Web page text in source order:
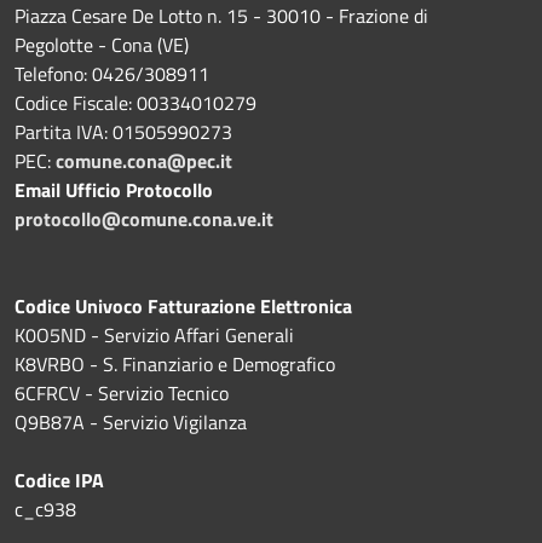
Piazza Cesare De Lotto n. 15 - 30010 - Frazione di
Pegolotte - Cona (VE)
Telefono: 0426/308911
Codice Fiscale: 00334010279
Partita IVA: 01505990273
PEC:comune.cona@pec.it
Email Ufficio Protocollo
protocollo@comune.cona.ve.it
Codice Univoco Fatturazione Elettronica
K0O5ND - Servizio Affari Generali
K8VRBO - S. Finanziario e Demografico
6CFRCV - Servizio Tecnico
Q9B87A - Servizio Vigilanza
Codice IPA
c_c938